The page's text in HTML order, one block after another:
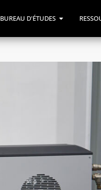
BUREAU D'ÉTUDES